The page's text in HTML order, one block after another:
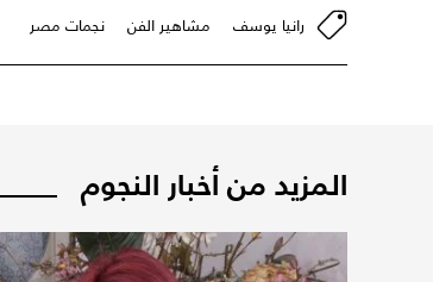
رانيا يوسف مشاهير الفن نجمات مصر
المزيد من أخبار النجوم